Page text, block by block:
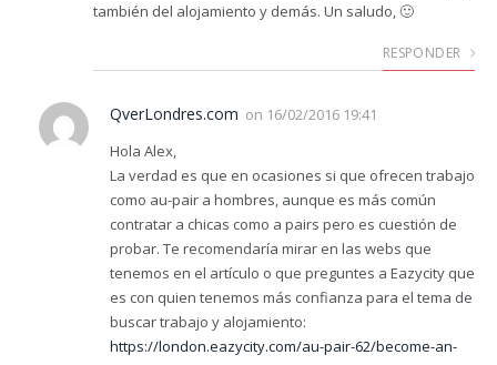
también del alojamiento y demás. Un saludo, 🙂
RESPONDER
QverLondres.com on 16/02/2016 19:41
Hola Alex,
La verdad es que en ocasiones si que ofrecen trabajo
como au-pair a hombres, aunque es más común
contratar a chicas como a pairs pero es cuestión de
probar. Te recomendaría mirar en las webs que
tenemos en el artículo o que preguntes a Eazycity que
es con quien tenemos más confianza para el tema de
buscar trabajo y alojamiento:
https://london.eazycity.com/au-pair-62/become-an-